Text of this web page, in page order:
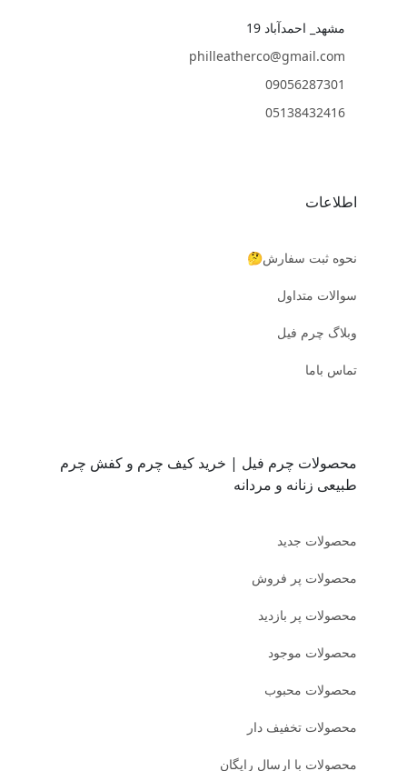
مشهد_ احمدآباد 19
philleatherco@gmail.com
09056287301
05138432416
اطلاعات
نحوه ثبت سفارش🤔
سوالات متداول
وبلاگ چرم فیل
تماس باما
محصولات چرم فیل | خرید کیف چرم و کفش چرم
طبیعی زنانه و مردانه
محصولات جدید
محصولات پر فروش
محصولات پر بازدید
محصولات موجود
محصولات محبوب
محصولات تخفیف دار
محصولات با ارسال رایگان